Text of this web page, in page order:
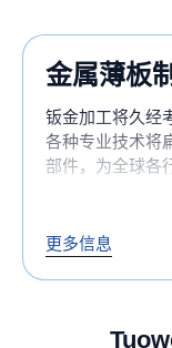
金属薄板
钣金加工将久经
各种专业技术将
部件，为全球各
激光切割
属板。它是复杂
更多信息